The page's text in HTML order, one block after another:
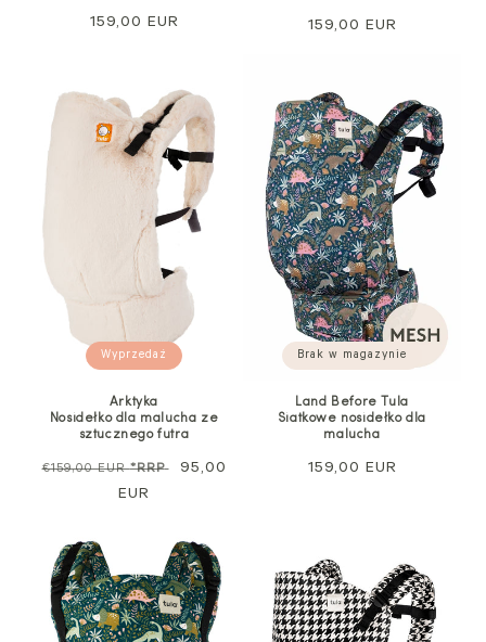
Cena
159,00 EUR
Cena
159,00 EUR
Wyprzedaż
Arktyka
Nosidełko dla malucha ze
sztucznego futra
Cena
€159,00 EUR*RRP
Cena
95,00
EUR
Brak w magazynie
Land Before Tula
Siatkowe nosidełko dla
malucha
Cena
159,00 EUR